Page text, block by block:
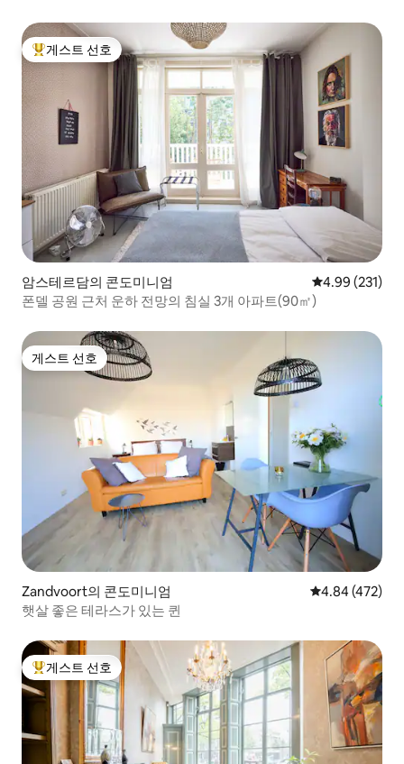
상위 게스트 선호
게스트 선호
암스테르담의 콘도미니엄 평점 4.99점(5
4.99 (231)
폰델 공원 근처 운하 전망의 침실 3개 아파트(90㎡)
게스트 선호
게스트 선호
Zandvoort의 콘도미니엄 평점 4.84점(5
4.84 (472)
햇살 좋은 테라스가 있는 퀸
상위 게스트 선호
게스트 선호